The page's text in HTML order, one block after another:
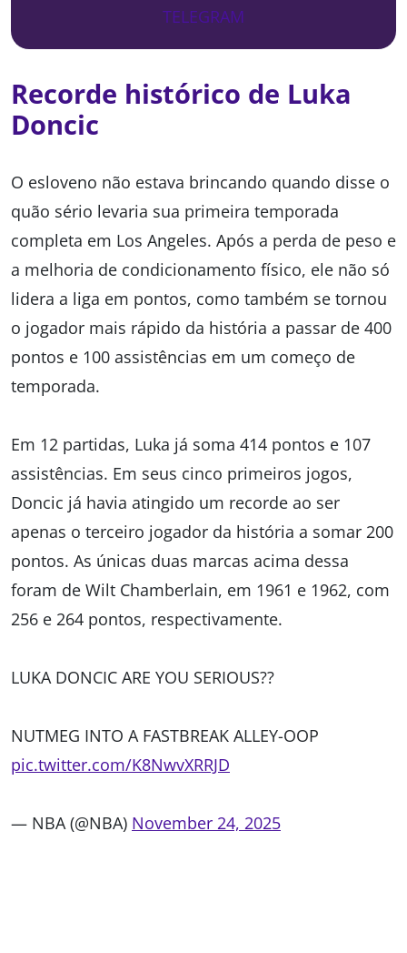
TELEGRAM
Recorde histórico de Luka
Doncic
O esloveno não estava brincando quando disse o
quão sério levaria sua primeira temporada
completa em Los Angeles. Após a perda de peso e
a melhoria de condicionamento físico, ele não só
lidera a liga em pontos, como também se tornou
o jogador mais rápido da história a passar de 400
pontos e 100 assistências em um começo de
temporada.
Em 12 partidas, Luka já soma 414 pontos e 107
assistências. Em seus cinco primeiros jogos,
Doncic já havia atingido um recorde ao ser
apenas o terceiro jogador da história a somar 200
pontos. As únicas duas marcas acima dessa
foram de Wilt Chamberlain, em 1961 e 1962, com
256 e 264 pontos, respectivamente.
LUKA DONCIC ARE YOU SERIOUS??
NUTMEG INTO A FASTBREAK ALLEY-OOP
pic.twitter.com/K8NwvXRRJD
— NBA (@NBA) November 24, 2025